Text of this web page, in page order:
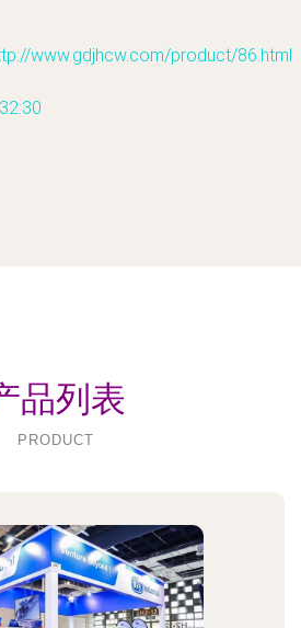
www.gdjhcw.com/product/86.html
品列表
PRODUCT